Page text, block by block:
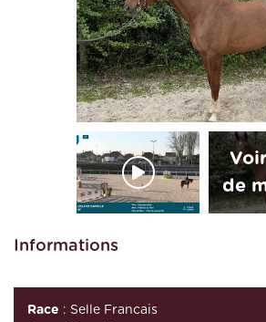
Informations
Race : Selle Francais